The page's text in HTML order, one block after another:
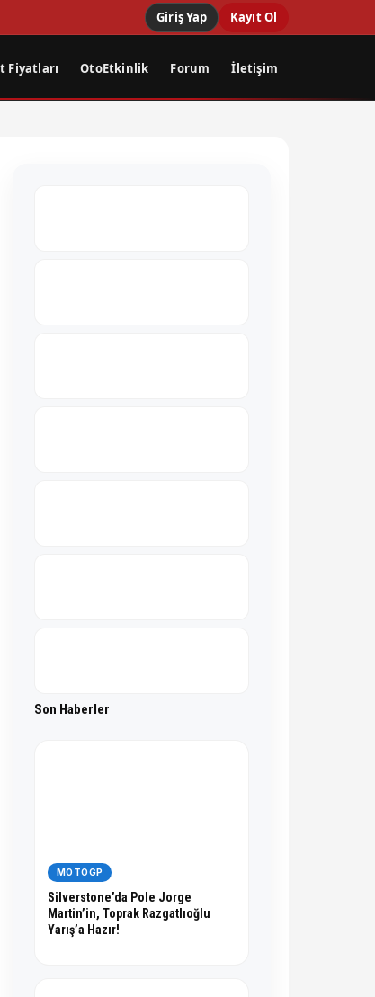
Giriş Yap Kayıt Ol
Fiyatları OtoEtkinlik Forum İletişim
Son Haberler
MOTOGP
Silverstone’da Pole Jorge
Martin’in, Toprak Razgatlıoğlu
Yarış’a Hazır!